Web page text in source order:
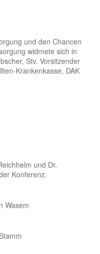
und den Chancen
widmete sich in
Stv. Vorsitzender
Krankenkasse, DAK
und Dr.
Konferenz.
Wasem